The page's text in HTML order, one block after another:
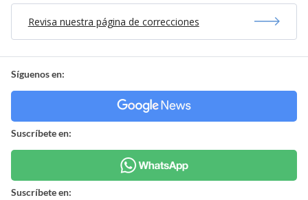
Revisa nuestra página de correcciones
Síguenos en:
Suscríbete en:
Suscríbete en: